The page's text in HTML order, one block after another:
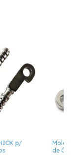
p/
Mola
de